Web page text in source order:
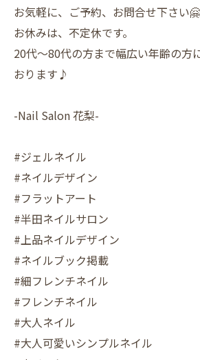
お気軽に、ご予約、お問合せ下さい🤗
お休みは、不定休です。
20代〜80代の方まで幅広い年齢の方
おります♪
-Nail Salon 花梨-
#ジェルネイル
#ネイルデザイン
#フラットアート
#半田ネイルサロン
#上品ネイルデザイン
#ネイルブック掲載
#細フレンチネイル
#フレンチネイル
#大人ネイル
#大人可愛いシンプルネイル